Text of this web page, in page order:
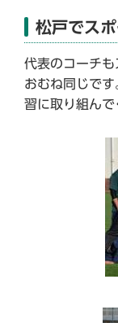
松戸でス
代表のコーチ
おむね同じで
習に取り組んで